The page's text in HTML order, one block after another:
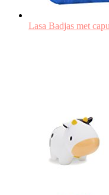
Lasa Badjas met